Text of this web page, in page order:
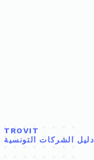
TROVIT
دليل الشركات التونسية